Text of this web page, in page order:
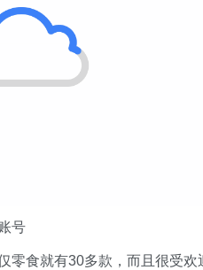
号
零食就有30多款，而且很受欢